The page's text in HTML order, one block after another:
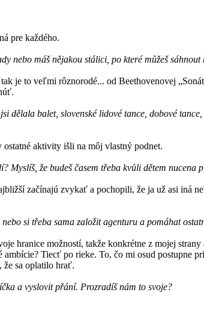
pre každého.
nebo máš nějakou stálici, po které můžeš sáhnout
je to veľmi rôznorodé... od Beethovenovej
dělala balet, slovenské lidové tance, dobové
aktivity išli na môj vlastný podnet.
že budeš časem třeba kvůli dětem nucena
začínajú zvykať a pochopili, že ja už asi iná
si třeba sama založit agenturu a pomáhat
hranice možností, takže konkrétne z mojej
Tiecť po rieke. To, čo mi osud postupne
že sa oplatilo hrať.
a vyslovit přání. Prozradíš nám to svoje?